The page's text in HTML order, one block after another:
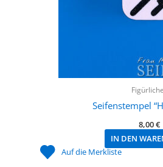
Seifenstempel
8,00€
IN DEN
Auf die Merkliste